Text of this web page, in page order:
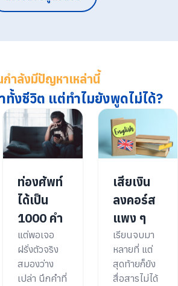
ำลังมีปัญหาเหล่านี้
ทั้งชีวิต แต่ทำไมยังพูดไม่ได้?
ท่องศัพท์
ได้เป็น
1000 คำ
แต่พอเจอ
ฝรั่งตัวจริง
สมองว่าง
เปล่า นึกคำที่
เสียเงิน
ลงคอร์ส
แพง ๆ
เรียนจบมา
หลายที่ แต่
สุดท้ายก็ยัง
สื่อสารไม่ได้